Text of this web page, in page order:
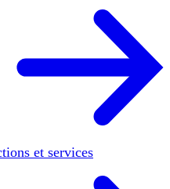
et services